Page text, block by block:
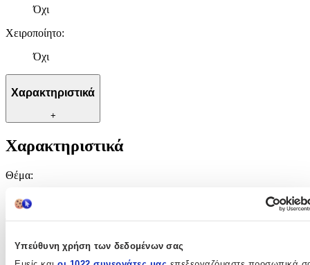
Υπεύθυνη χρήση των δεδομένων σας
Όχι
Χειροποίητο:
Όχι
Χαρακτηριστικά
+
Χαρακτηριστικά
Θέμα:
Τύπος:
Μπρελόκ